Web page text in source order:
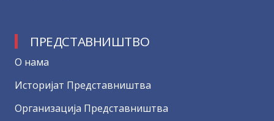
ПРЕДСТАВНИШТВО
О нама
Историјат Представништва
Организација Представништва